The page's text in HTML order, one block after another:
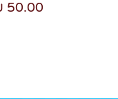
50.00 ₪